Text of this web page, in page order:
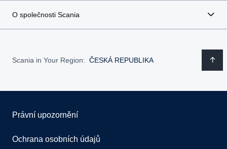
O společnosti Scania
Scania in Your Region: ČESKÁ REPUBLIKA
Právní upozornění
Ochrana osobních údajů